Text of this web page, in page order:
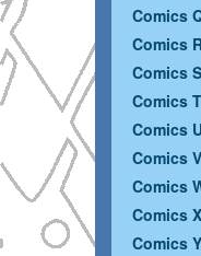
Comics
Comics
Comics S
Comics T
Comics
Comics V
Comics
Comics X
Comics Y